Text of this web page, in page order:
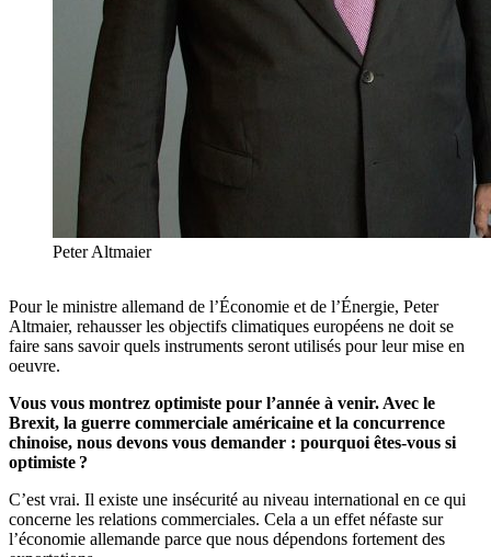
Peter Altmaier
Pour le ministre allemand de l’Économie et de l’Énergie, Peter
Altmaier, rehausser les objectifs climatiques européens ne doit se
faire sans savoir quels instruments seront utilisés pour leur mise en
oeuvre.
Vous vous montrez optimiste pour l’année à venir. Avec le
Brexit, la guerre commerciale américaine et la concurrence
chinoise, nous devons vous demander : pourquoi êtes-vous si
optimiste ?
C’est vrai. Il existe une insécurité au niveau international en ce qui
concerne les relations commerciales. Cela a un effet néfaste sur
l’économie allemande parce que nous dépendons fortement des